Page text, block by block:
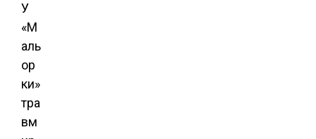
У
«М
аль
ор
ки»
тра
вм